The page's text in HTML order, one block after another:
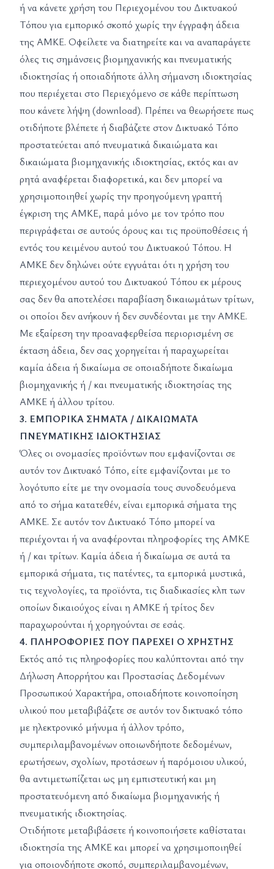
ή να κάνετε χρήση του Περιεχομένου του Δικτυακού
Τόπου για εμπορικό σκοπό χωρίς την έγγραφη άδεια
της ΑΜΚΕ. Οφείλετε να διατηρείτε και να αναπαράγετε
όλες τις σημάνσεις βιομηχανικής και πνευματικής
ιδιοκτησίας ή οποιαδήποτε άλλη σήμανση ιδιοκτησίας
που περιέχεται στο Περιεχόμενο σε κάθε περίπτωση
που κάνετε λήψη (download). Πρέπει να θεωρήσετε πως
οτιδήποτε βλέπετε ή διαβάζετε στον Δικτυακό Τόπο
προστατεύεται από πνευματικά δικαιώματα και
δικαιώματα βιομηχανικής ιδιοκτησίας, εκτός και αν
ρητά αναφέρεται διαφορετικά, και δεν μπορεί να
χρησιμοποιηθεί χωρίς την προηγούμενη γραπτή
έγκριση της ΑΜΚΕ, παρά μόνο με τον τρόπο που
περιγράφεται σε αυτούς όρους και τις προϋποθέσεις ή
εντός του κειμένου αυτού του Δικτυακού Τόπου. Η
ΑΜΚΕ δεν δηλώνει ούτε εγγυάται ότι η χρήση του
περιεχομένου αυτού του Δικτυακού Τόπου εκ μέρους
σας δεν θα αποτελέσει παραβίαση δικαιωμάτων τρίτων,
οι οποίοι δεν ανήκουν ή δεν συνδέονται με την ΑΜΚΕ.
Με εξαίρεση την προαναφερθείσα περιορισμένη σε
έκταση άδεια, δεν σας χορηγείται ή παραχωρείται
καμία άδεια ή δικαίωμα σε οποιαδήποτε δικαίωμα
βιομηχανικής ή / και πνευματικής ιδιοκτησίας της
ΑΜΚΕ ή άλλου τρίτου.
3. ΕΜΠΟΡΙΚΑ ΣΗΜΑΤΑ / ΔΙΚΑΙΩΜΑΤΑ
ΠΝΕΥΜΑΤΙΚΗΣ ΙΔΙΟΚΤΗΣΙΑΣ
Όλες οι ονομασίες προϊόντων που εμφανίζονται σε
αυτόν τον Δικτυακό Τόπο, είτε εμφανίζονται με το
λογότυπο είτε με την ονομασία τους συνοδευόμενα
από το σήμα κατατεθέν, είναι εμπορικά σήματα της
ΑΜΚΕ. Σε αυτόν τον Δικτυακό Τόπο μπορεί να
περιέχονται ή να αναφέρονται πληροφορίες της ΑΜΚΕ
ή / και τρίτων. Καμία άδεια ή δικαίωμα σε αυτά τα
εμπορικά σήματα, τις πατέντες, τα εμπορικά μυστικά,
τις τεχνολογίες, τα προϊόντα, τις διαδικασίες κλπ των
οποίων δικαιούχος είναι η ΑΜΚΕ ή τρίτος δεν
παραχωρούνται ή χορηγούνται σε εσάς.
4. ΠΛΗΡΟΦΟΡΙΕΣ ΠΟΥ ΠΑΡΕΧΕΙ Ο ΧΡΗΣΤΗΣ
Εκτός από τις πληροφορίες που καλύπτονται από την
Δήλωση Απορρήτου και Προστασίας Δεδομένων
Προσωπικού Χαρακτήρα, οποιαδήποτε κοινοποίηση
υλικού που μεταβιβάζετε σε αυτόν τον δικτυακό τόπο
με ηλεκτρονικό μήνυμα ή άλλον τρόπο,
συμπεριλαμβανομένων οποιωνδήποτε δεδομένων,
ερωτήσεων, σχολίων, προτάσεων ή παρόμοιου υλικού,
θα αντιμετωπίζεται ως μη εμπιστευτική και μη
προστατευόμενη από δικαίωμα βιομηχανικής ή
πνευματικής ιδιοκτησίας.
Οτιδήποτε μεταβιβάσετε ή κοινοποιήσετε καθίσταται
ιδιοκτησία της ΑΜΚΕ και μπορεί να χρησιμοποιηθεί
για οποιονδήποτε σκοπό, συμπεριλαμβανομένων,